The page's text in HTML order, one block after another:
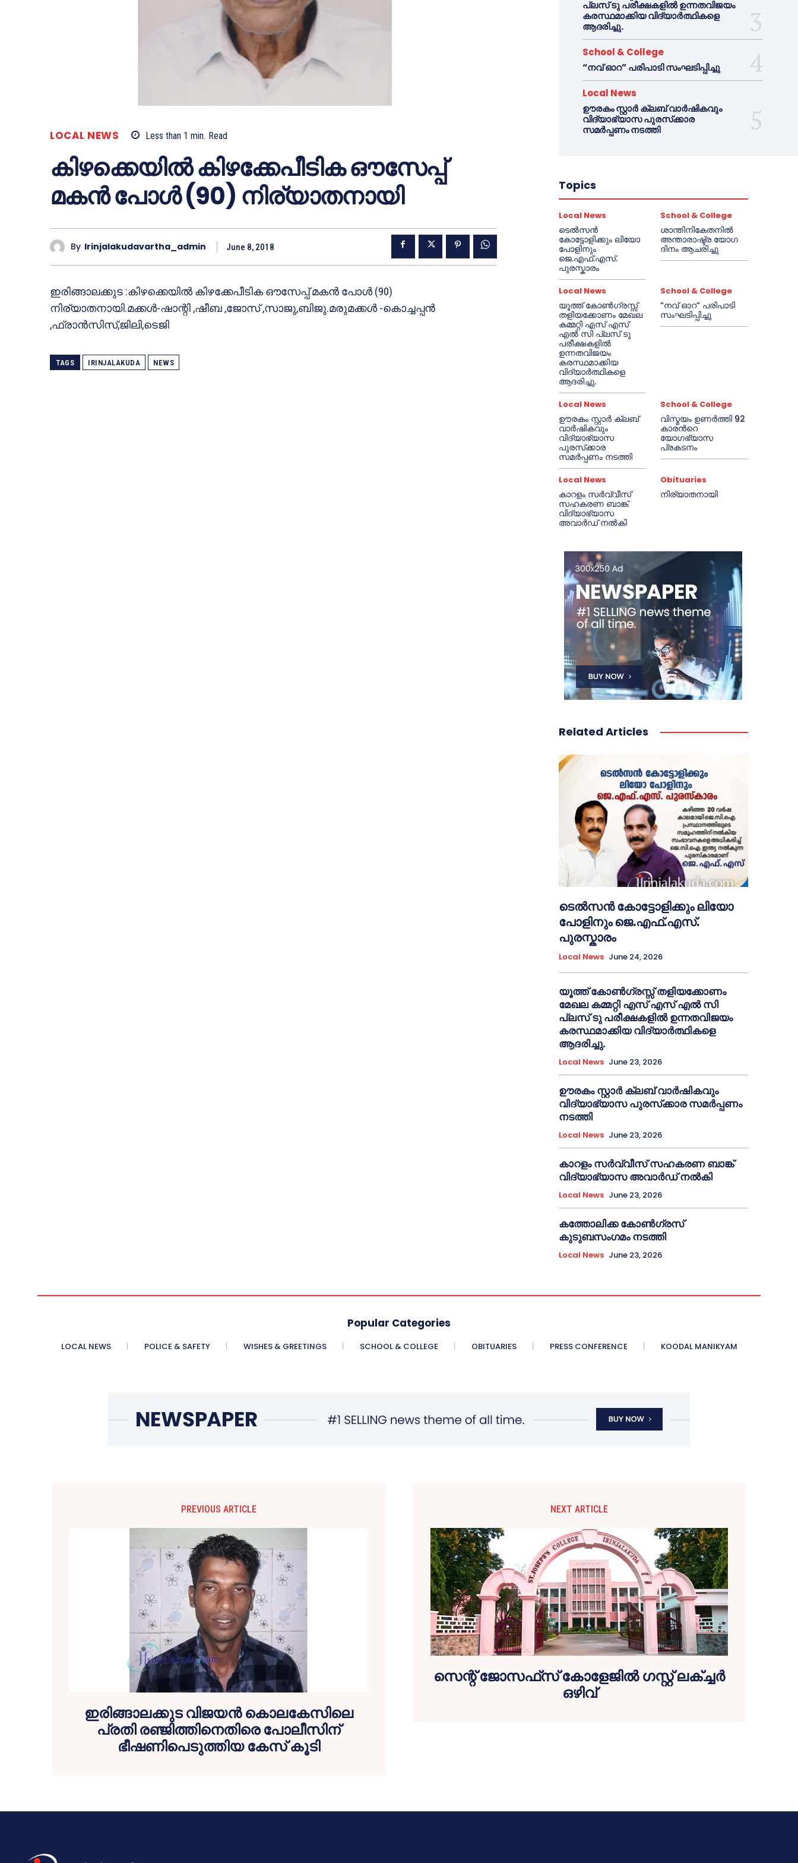
LOCAL NEWS Less than 1 min. Read
കിഴക്കെയില്‍ കിഴക്കേപീടിക ഔസേപ്പ്
മകന്‍ പോള്‍ (90) നിര്യാതനായി
By Irinjalakudavartha_admin June 8, 2018
ഇരിങ്ങാലക്കുട :കിഴക്കെയില്‍ കിഴക്കേപീടിക ഔസേപ്പ് മകന്‍ പോള്‍ (90)
നിര്യാതനായി.മക്കള്‍-ഷാന്റി ,ഷീബ ,ജോസ് ,സാജു,ബിജു.മരുമക്കള്‍ -കൊച്ചപ്പന്‍
,ഫ്രാന്‍സിസ്,ജിലി,ടെജി
TAGS IRINJALAKUDA NEWS
പ്ലസ് ടു പരീക്ഷകളിൽ ഉന്നതവിജയം
കരസ്ഥമാക്കിയ വിദ്യാർത്ഥികളെ
ആദരിച്ചു.
School & College
“നവ് ഓറ” പരിപാടി സംഘടിപ്പിച്ചു
Local News
ഊരകം സ്റ്റാർ ക്ലബ് വാർഷികവും
വിദ്യാഭ്യാസ പുരസ്‌ക്കാര
സമർപ്പണം നടത്തി
Topics
Local News
ടെൽസൻ
കോട്ടോളിക്കും ലിയോ
പോളിനും
ജെ.എഫ്.എസ്.
പുരസ്കാരം
School & College
ശാന്തിനികേതനിൽ
അന്താരാഷ്ട്ര യോഗ
ദിനം ആചരിച്ചു
Local News
യൂത്ത് കോൺഗ്രസ്സ്
തളിയക്കോണം മേഖല
കമ്മറ്റി എസ് എസ്
എൽ സി പ്ലസ് ടു
പരീക്ഷകളിൽ
ഉന്നതവിജയം
കരസ്ഥമാക്കിയ
വിദ്യാർത്ഥികളെ
ആദരിച്ചു.
School & College
“നവ് ഓറ” പരിപാടി
സംഘടിപ്പിച്ചു
Local News
ഊരകം സ്റ്റാർ ക്ലബ്
വാർഷികവും
വിദ്യാഭ്യാസ
പുരസ്‌ക്കാര
സമർപ്പണം നടത്തി
School & College
വിസ്മയം ഉണർത്തി 92
കാരൻറെ
യോഗഭ്യാസ
പ്രകടനം
Local News
കാറളം സർവ്വീസ്
സഹകരണ ബാങ്ക്
വിദ്യാഭ്യാസ
അവാർഡ് നൽകി
Obituaries
നിര്യാതനായി
Related Articles
ടെൽസൻ കോട്ടോളിക്കും ലിയോ
പോളിനും ജെ.എഫ്.എസ്.
പുരസ്കാരം
Local News June 24, 2026
യൂത്ത് കോൺഗ്രസ്സ് തളിയക്കോണം
മേഖല കമ്മറ്റി എസ് എസ് എൽ സി
പ്ലസ് ടു പരീക്ഷകളിൽ ഉന്നതവിജയം
കരസ്ഥമാക്കിയ വിദ്യാർത്ഥികളെ
ആദരിച്ചു.
Local News June 23, 2026
ഊരകം സ്റ്റാർ ക്ലബ് വാർഷികവും
വിദ്യാഭ്യാസ പുരസ്‌ക്കാര സമർപ്പണം
നടത്തി
Local News June 23, 2026
കാറളം സർവ്വീസ് സഹകരണ ബാങ്ക്
വിദ്യാഭ്യാസ അവാർഡ് നൽകി
Local News June 23, 2026
കത്തോലിക്ക കോൺഗ്രസ്
കുടുബസംഗമം നടത്തി
Local News June 23, 2026
Popular Categories
LOCAL NEWS POLICE & SAFETY WISHES & GREETINGS SCHOOL & COLLEGE OBITUARIES PRESS CONFERENCE KOODAL MANIKYAM
PREVIOUS ARTICLE
ഇരിങ്ങാലക്കുട വിജയന്‍ കൊലകേസിലെ
പ്രതി രഞ്ജിത്തിനെതിരെ പോലീസിന്
ഭീഷണിപെടുത്തിയ കേസ് കൂടി
NEXT ARTICLE
സെന്റ് ജോസഫ്‌സ് കോളേജില്‍ ഗസ്റ്റ് ലക്ച്ചര്‍
ഒഴിവ്